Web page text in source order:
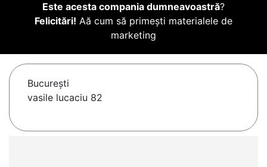
Este acesta compania dumneavoastră?
Felicitări! Aă cum să primești materialele de
marketing
Bucureşti
vasile lucaciu 82